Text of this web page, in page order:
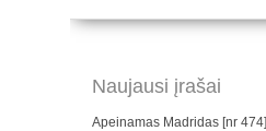
Naujausi įrašai
Apeinamas Madridas [nr 474]